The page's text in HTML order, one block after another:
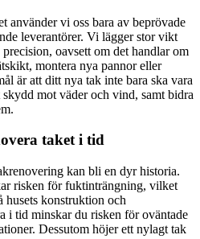
använder vi oss bara av beprövade
leverantörer. Vi lägger stor vikt
oavsett om det handlar om
montera nya pannor eller
är att ditt nya tak inte bara ska vara
mot väder och vind, samt bidra
taket i tid
kan bli en dyr historia.
risken för fuktinträngning, vilket
husets konstruktion och
i tid minskar du risken för oväntade
Dessutom höjer ett nylagt tak